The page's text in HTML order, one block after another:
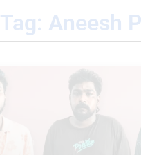
Tag: Aneesh